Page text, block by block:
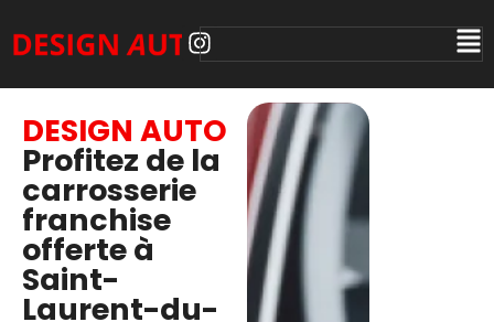
DESIGN AUTO
Profitez de la
carrosserie
franchise
offerte à
Saint-
Laurent-du-